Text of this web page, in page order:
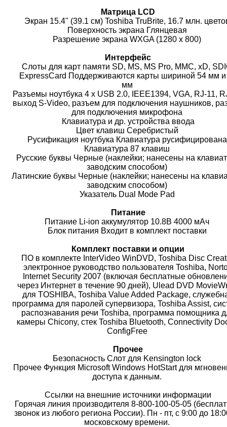
Матрица LCD
Экран 15.4" (39.1 см) Toshiba TruBrite, 16.7 млн.
Поверхность экрана Глянцевая
Разрешение экрана WXGA (1280 x 800)
Интерфейс
Слоты для карт памяти SD, MS, MS Pro, MMC, xD,
ExpressCard Поддерживаются карты шириной 54 мм и
мм
Разъемы ноутбука 4 x USB 2.0, IEEE1394, VGA, RJ-11,
выход S-Video, разъем для подключения наушников,
для подключения микрофона
Клавиатура и др. устройства ввода
Цвет клавиш Серебристый
Русификация ноутбука Клавиатура
Клавиатура 87 клавиш
Русские буквы Черные (наклейки; нанесены на
заводским способом)
Латинские буквы Черные (наклейки; нанесены на
заводским способом)
Указатель Dual Mode Pad
Питание
Питание Li-ion аккумулятор 10.8В 4000 мАч
Блок питания Входит в комплект поставки
Комплект поставки и опции
ПО в комплекте InterVideo WinDVD, Toshiba Disc
электронное руководство пользователя Toshiba,
Internet Security 2007 (включая бесплатные
через Интернет в течение 90 дней), Ulead DVD
для TOSHIBA, Toshiba Value Added Package,
программа для паролей супервизора, Toshiba Assist,
распознавания речи Toshiba, программа помощника
камеры Chicony, стек Toshiba Bluetooth, Connectivity
ConfigFree
Прочее
Безопасность Слот для Kensington lock
Прочее Функция Microsoft Windows HotStart для
доступа к данным.
Ссылки на внешние источники информации
Горячая линия производителя 8-800-100-05-05
звонок из любого региона России). Пн - пт, с 9:00 до
московскому времени.